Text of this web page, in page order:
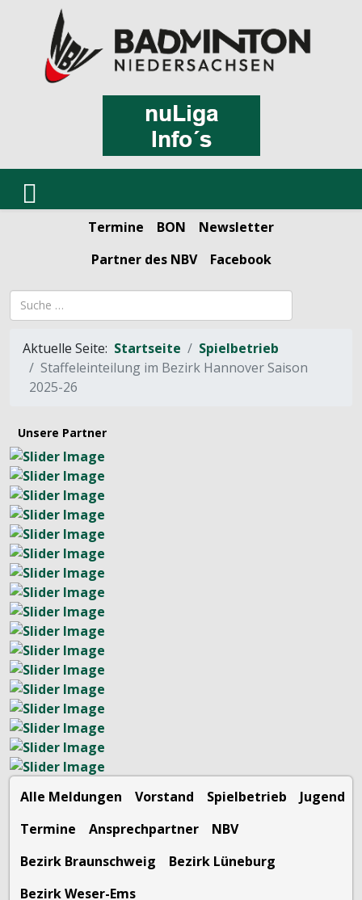
Termine BON
Newsletter
Partner des NBV
Facebook
Suchbegriff
Aktuelle Seite: Startseite
Spielbetrieb
Staffeleinteilung im Bezirk Hannover Saison
2025-26
Unsere Partner
Alle Meldungen Vorstand Spielbetrieb
Jugend
Termine
Ansprechpartner
NBV
Bezirk Braunschweig
Bezirk Lüneburg
Bezirk Weser-Ems